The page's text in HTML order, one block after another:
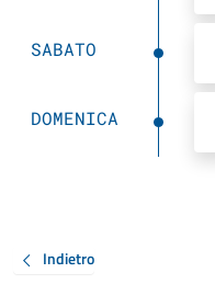
SABATO
DOMENICA
Indietro